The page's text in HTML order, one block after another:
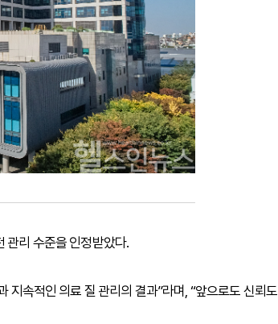
관리 수준을 인정받았다.
지속적인 의료 질 관리의 결과”라며, “앞으로도 신뢰도